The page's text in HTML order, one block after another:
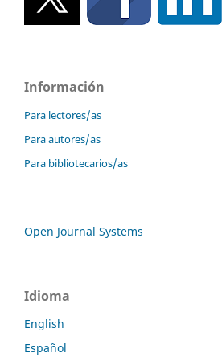
Información
Para lectores/as
Para autores/as
Para bibliotecarios/as
Open Journal Systems
Idioma
English
Español